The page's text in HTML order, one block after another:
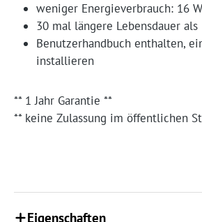
weniger Energieverbrauch: 16
30 mal längere Lebensdauer
Benutzerhandbuch enthalten,
installieren
** 1 Jahr Garantie **
** keine Zulassung im öffentlichen
Eigenschaften